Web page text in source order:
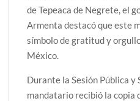
de Tepeaca de Negrete, el
Armenta destacó que este
símbolo de gratitud y
México.
Durante la Sesión Pública y
mandatario recibió la copia